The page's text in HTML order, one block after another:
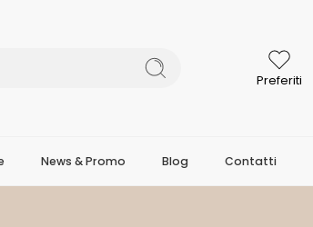
Preferiti
News & Promo Blog Contatti